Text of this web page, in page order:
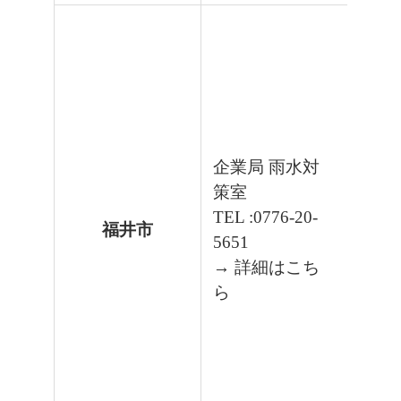
福井市
企業局 雨水対
策室
TEL :0776-20-
5651
→ 詳細はこち
ら